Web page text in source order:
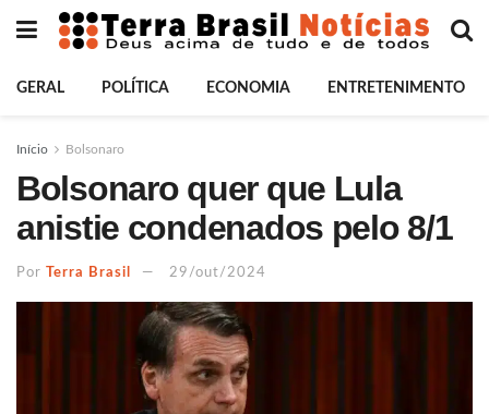
GERAL POLÍTICA ECONOMIA ENTRETENIMENTO
Início Bolsonaro
Bolsonaro quer que Lula
anistie condenados pelo 8/1
Por Terra Brasil 29/out/2024